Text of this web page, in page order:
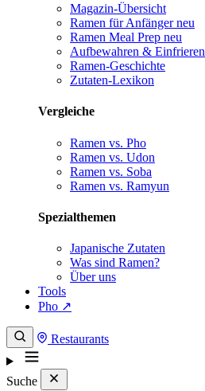
Magazin-Übersicht
Ramen für Anfänger neu
Ramen Meal Prep neu
Aufbewahren & Einfrieren
Ramen-Geschichte
Zutaten-Lexikon
Vergleiche
Ramen vs. Pho
Ramen vs. Udon
Ramen vs. Soba
Ramen vs. Ramyun
Spezialthemen
Japanische Zutaten
Was sind Ramen?
Über uns
Tools
Pho ↗
Restaurants
Suche